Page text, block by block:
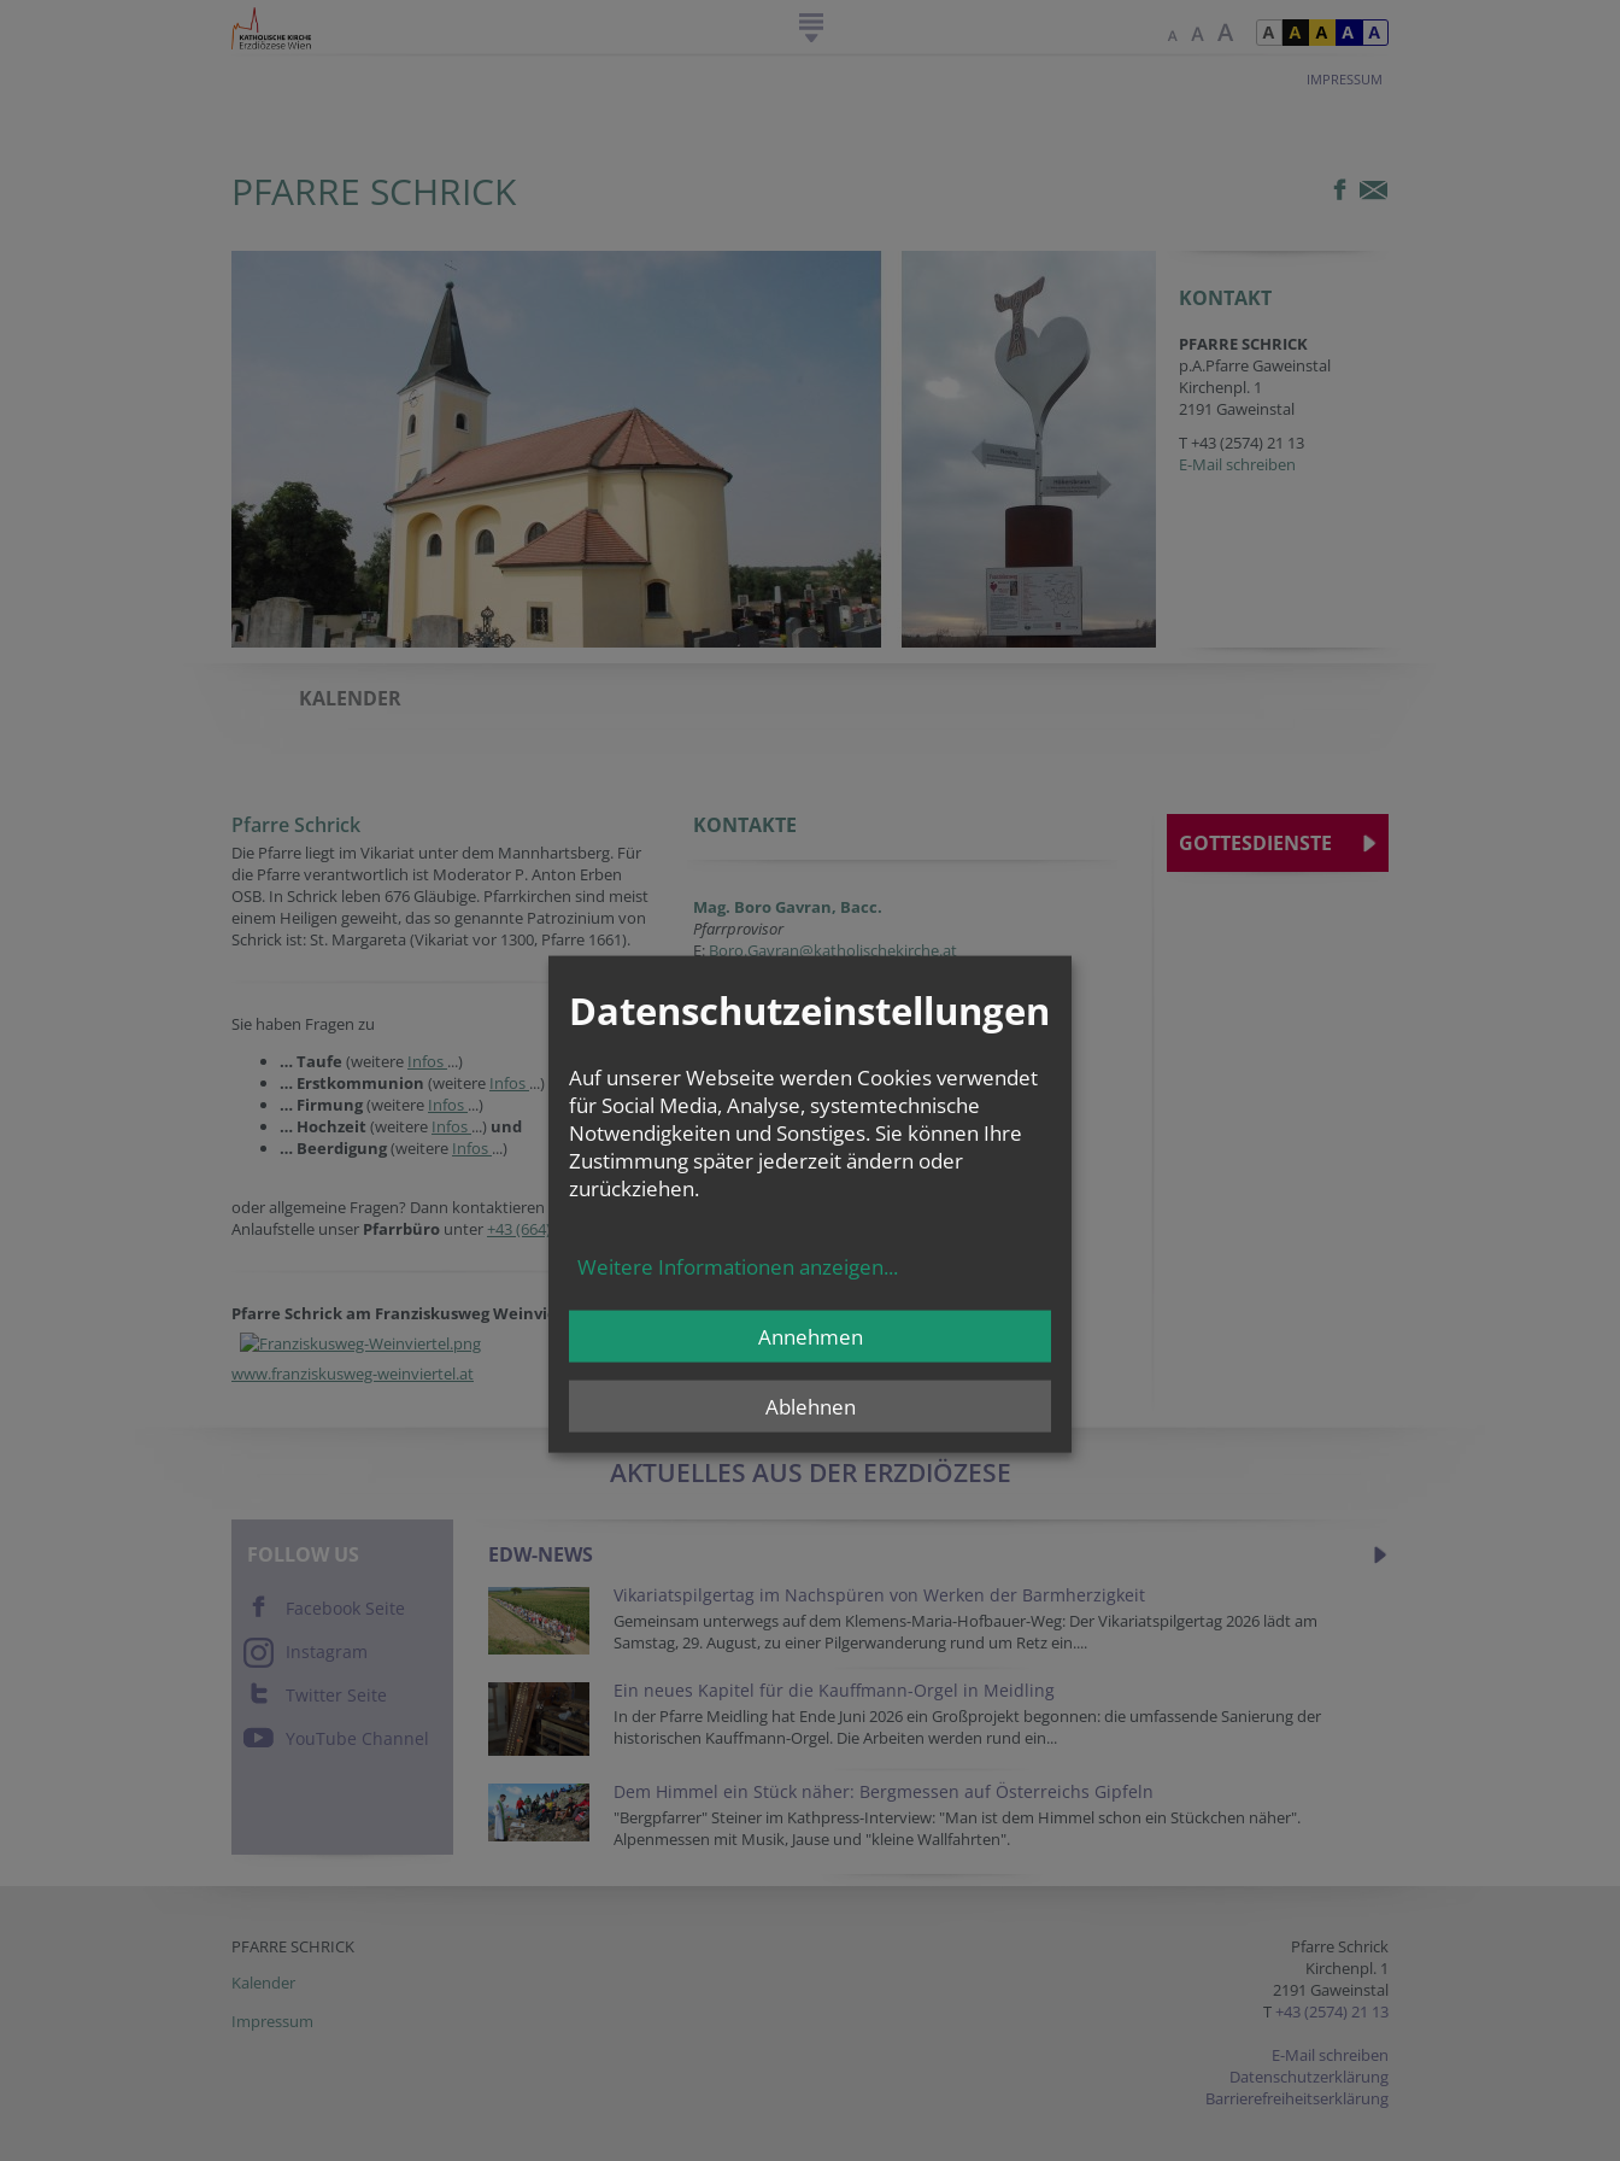
IMPRESSUM
PFARRE SCHRICK
KONTAKT
PFARRE SCHRICK
p.A.Pfarre Gaweinstal
Kirchenpl. 1
2191 Gaweinstal
T+43 (2574) 21 13
E-Mail schreiben
KALENDER
Pfarre Schrick
Die Pfarre liegt im Vikariat unter dem Mannhartsberg. Für
die Pfarre verantwortlich ist Moderator P. Anton Erben
OSB. In Schrick leben 676 Gläubige. Pfarrkirchen sind meist
einem Heiligen geweiht, das so genannte Patrozinium von
Schrick ist: St. Margareta (Vikariat vor 1300, Pfarre 1661).
Sie haben Fragen zu
… Taufe (weitere Infos ...)
… Erstkommunion (weitere Infos ...)
… Firmung(weitere Infos ...)
… Hochzeit (weitere Infos ...) und
… Beerdigung(weitere Infos ...)
oder allgemeine Fragen? Dann kontaktieren Sie als erste
Anlaufstelle unser Pfarrbüro unter +43 (664) 621 68 62
Pfarre Schrick am Franziskusweg Weinviertel
www.franziskusweg-weinviertel.at
KONTAKTE
Mag. Boro Gavran, Bacc.
Pfarrprovisor
E:Boro.Gavran@katholischekirche.at
Lic. Varughese Mathew
Pfarrvikar
varughese.mathew@katholischekirche.at
P. Bijilal Thomas VC, MA MA
Pfarrvikar
E:Bijilal.Thomas@katholischekirche.at
Öffnungszeiten
Öffnungszeiten derKirchen:
tagsüber geöffnet
GOTTESDIENSTE
AKTUELLES AUS DER ERZDIÖZESE
FOLLOW US
Facebook Seite
Instagram
Twitter Seite
YouTube Channel
EDW-NEWS
Vikariatspilgertag im Nachspüren von Werken der Barmherzigkeit
Gemeinsam unterwegs auf dem Klemens-Maria-Hofbauer-Weg: Der Vikariatspilgertag 2026 lädt am
Samstag, 29. August, zu einer Pilgerwanderung rund um Retz ein....
Ein neues Kapitel für die Kauffmann-Orgel in Meidling
In der Pfarre Meidling hat Ende Juni 2026 ein Großprojekt begonnen: die umfassende Sanierung der
historischen Kauffmann-Orgel. Die Arbeiten werden rund ein...
Dem Himmel ein Stück näher: Bergmessen auf Österreichs Gipfeln
"Bergpfarrer" Steiner im Kathpress-Interview: "Man ist dem Himmel schon ein Stückchen näher".
Alpenmessen mit Musik, Jause und "kleine Wallfahrten".
PFARRE SCHRICK
Kalender
Impressum
Pfarre Schrick
Kirchenpl. 1
2191 Gaweinstal
T +43 (2574) 21 13
E-Mail schreiben
Datenschutzerklärung
Barrierefreiheitserklärung
Datenschutzeinstellungen
Auf unserer Webseite werden Cookies verwendet
für Social Media, Analyse, systemtechnische
Notwendigkeiten und Sonstiges. Sie können Ihre
Zustimmung später jederzeit ändern oder
zurückziehen.
Weitere Informationen anzeigen...
Ablehnen
Annehmen